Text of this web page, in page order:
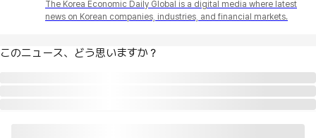
The Korea Economic Daily Global is a digital media where latest
news on Korean companies, industries, and financial markets.
このニュース、どう思いますか？